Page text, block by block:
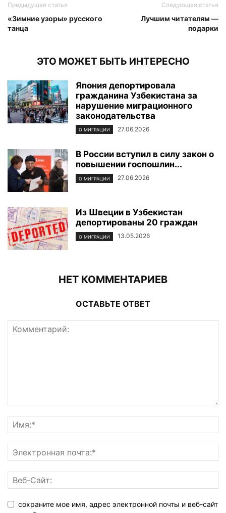
Предыдущая статья
«Зимние узоры» русского
танца
Следующая статья
Лучшим читателям —
подарки
ЭТО МОЖЕТ БЫТЬ ИНТЕРЕСНО
Япония депортировала
гражданина Узбекистана за
нарушение миграционного
законодательства
О МИГРАЦИИ 27.06.2026
В России вступил в силу закон о
повышении госпошлин...
О МИГРАЦИИ 27.06.2026
Из Швеции в Узбекистан
депортированы 20 граждан
О МИГРАЦИИ 13.05.2026
НЕТ КОММЕНТАРИЕВ
ОСТАВЬТЕ ОТВЕТ
сохраните мое имя, адрес электронной почты и веб-сайт